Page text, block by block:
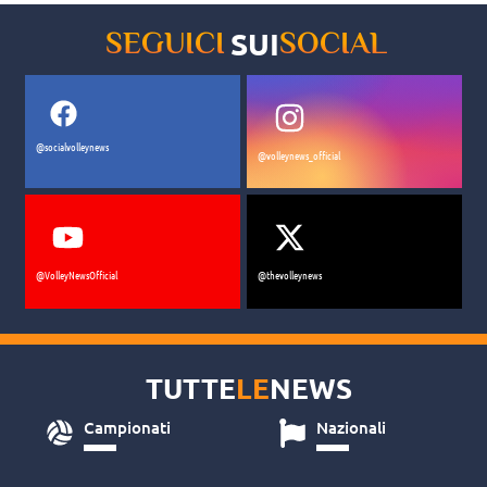
SEGUICI SUISOCIAL
@socialvolleynews
@volleynews_official
@VolleyNewsOfficial @thevolleynews
TUTTELENEWS
Campionati Nazionali